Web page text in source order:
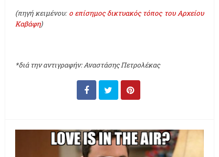
(πηγή κειμένου: ο επίσημος δικτυακός τόπος του Αρχείου
Καβάφη)
*διά την αντιγραφήν: Αναστάσης Πετρολέκας